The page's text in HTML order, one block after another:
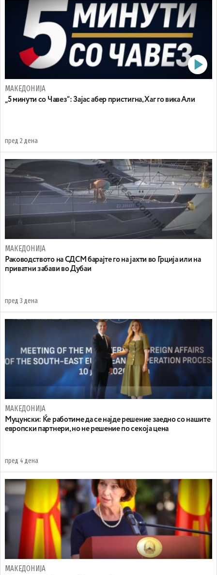
МАКЕДОНИЈА
„5 минути со Чавез“: Зајас абер пристигна, Хаг го вика Али
пред 2 дена
МАКЕДОНИЈА
Раководството на СДСМ барајте го на јахти во Грција или на
приватни забави во Дубаи
пред 3 дена
МАКЕДОНИЈА
Муцунски: Ќе работиме да се најде решение заедно со нашите
европски партнери, но не решение по секоја цена
пред 4 дена
МАКЕДОНИЈА